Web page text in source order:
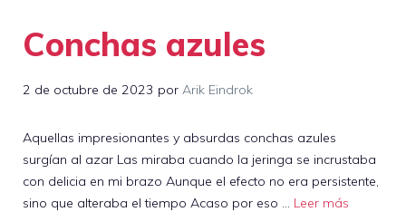
Conchas azules
2 de octubre de 2023 por Arik Eindrok
Aquellas impresionantes y absurdas conchas azules
surgían al azar Las miraba cuando la jeringa se incrustaba
con delicia en mi brazo Aunque el efecto no era persistente,
sino que alteraba el tiempo Acaso por eso … Leer más